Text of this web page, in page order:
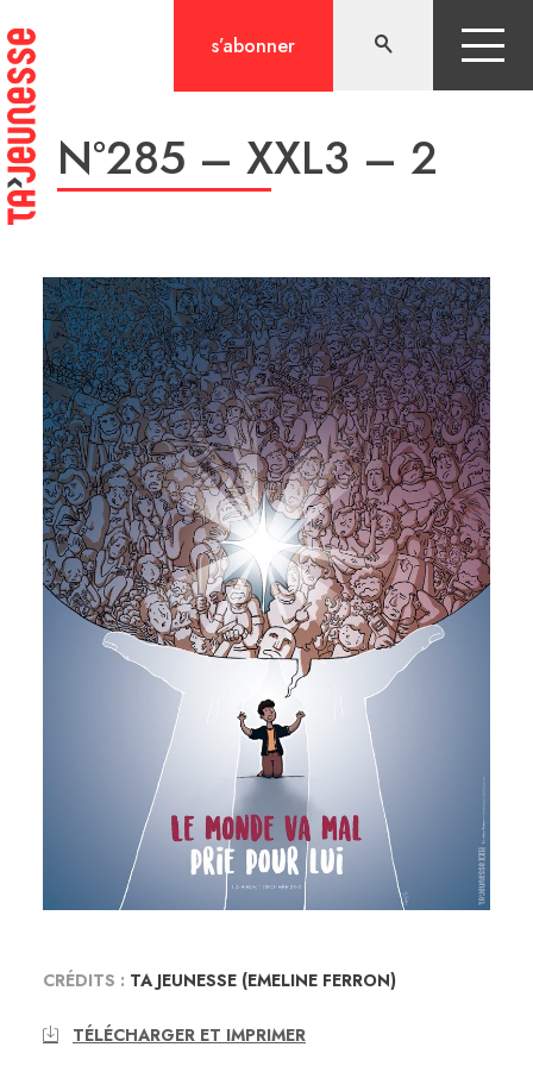
au
contenu
s’abonner
N°285 – XXL3 – 2
CRÉDITS : TA JEUNESSE (EMELINE FERRON)
TÉLÉCHARGER ET IMPRIMER